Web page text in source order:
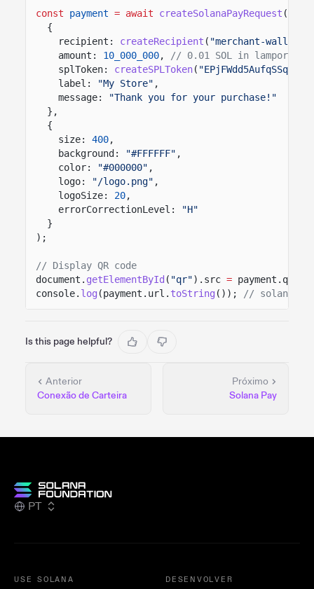
const payment = await createSolanaPayRequest (
{
recipient:
createRecipient ( "merchant-wallet-
amount:
10_000_000,
// 0.01 SOL in lamports
splToken:
createSPLToken(
label:
"My Store" ,
message:
"Thank you for your purchase!"
},
{
size:
400,
background:
"#FFFFFF" ,
color:
"#000000" ,
logo:
"/logo.png" ,
logoSize:
20,
errorCorrectionLevel:
"H"
}
);
// Display QR code
document. getElementById ( "qr").src = payment.qr;
console. log (payment.url. toString ()); //
Is this page helpful?
Anterior
Conexão de Carteira
Próximo
Solana Pay
PT
USE SOLANA DESENVOLVER